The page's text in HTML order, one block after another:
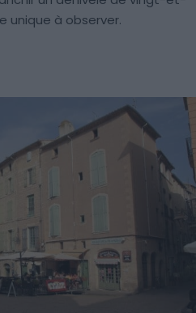
unique à observer.